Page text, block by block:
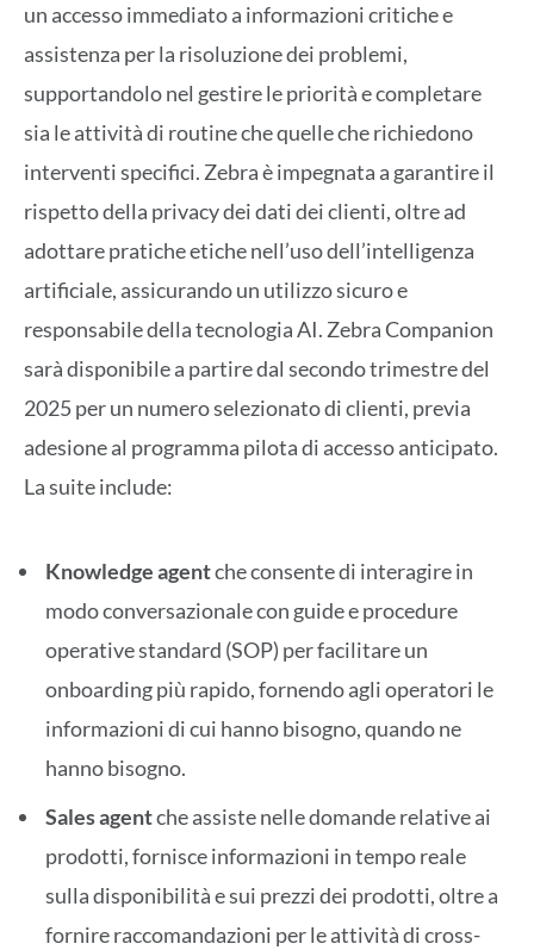
un accesso immediato a informazioni critiche e
assistenza per la risoluzione dei problemi,
supportandolo nel gestire le priorità e completare
sia le attività di routine che quelle che richiedono
interventi specifici. Zebra è impegnata a garantire il
rispetto della privacy dei dati dei clienti, oltre ad
adottare pratiche etiche nell’uso dell’intelligenza
artificiale, assicurando un utilizzo sicuro e
responsabile della tecnologia AI. Zebra Companion
sarà disponibile a partire dal secondo trimestre del
2025 per un numero selezionato di clienti, previa
adesione al programma pilota di accesso anticipato.
La suite include:
Knowledge agentche consente di interagire in
modo conversazionale con guide e procedure
operative standard (SOP) per facilitare un
onboarding più rapido, fornendo agli operatori le
informazioni di cui hanno bisogno, quando ne
hanno bisogno.
Sales agentche assiste nelle domande relative ai
prodotti, fornisce informazioni in tempo reale
sulla disponibilità e sui prezzi dei prodotti, oltre a
fornire raccomandazioni per le attività di cross-